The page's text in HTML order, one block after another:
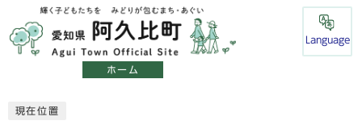
ホーム
Language
現在位置